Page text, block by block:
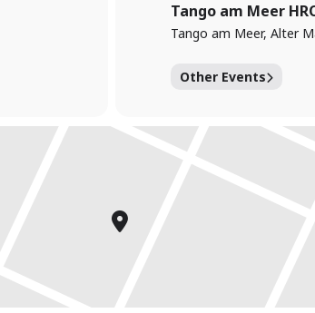
Tango am Meer
Tango am Meer, Alter
Other Events